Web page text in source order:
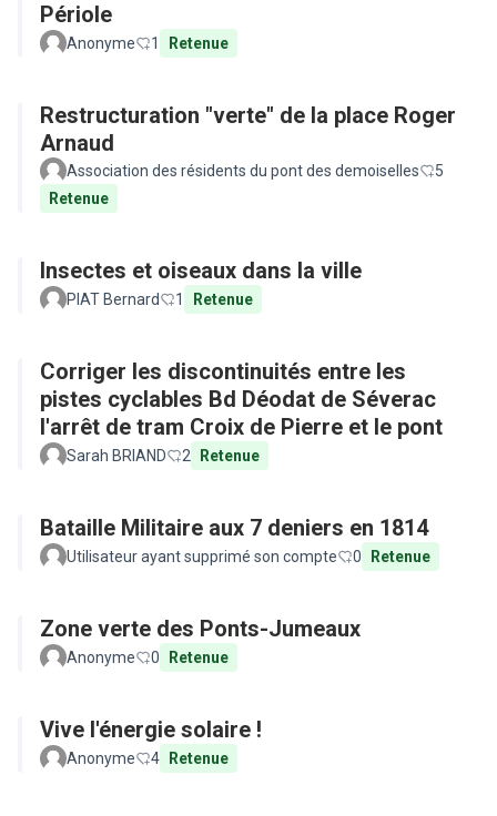
Périole
Anonyme 1 Retenue
Restructuration "verte" de la place Roger
Arnaud
Association des résidents du pont des demoiselles
5
Retenue
Insectes et oiseaux dans la ville
PIAT Bernard 1 Retenue
Corriger les discontinuités entre les
pistes cyclables Bd Déodat de Séverac
l'arrêt de tram Croix de Pierre et le pont
Sarah BRIAND 2 Retenue
Bataille Militaire aux 7 deniers en 1814
Utilisateur ayant supprimé son compte 0 Retenue
Zone verte des Ponts-Jumeaux
Anonyme 0 Retenue
Vive l'énergie solaire !
Anonyme 4 Retenue